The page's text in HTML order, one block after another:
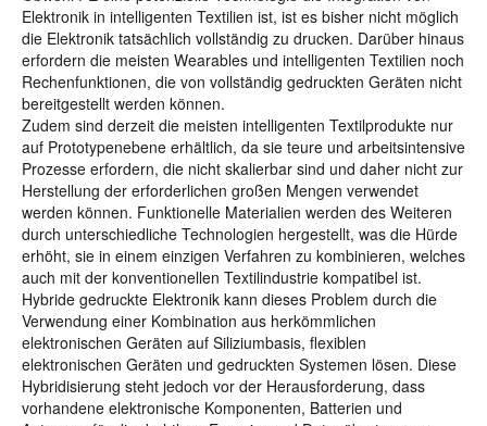
Elektronik in intelligenten Textilien ist, ist es bisher nicht möglich
die Elektronik tatsächlich vollständig zu drucken. Darüber hinaus
erfordern die meisten Wearables und intelligenten Textilien noch
Rechenfunktionen, die von vollständig gedruckten Geräten nicht
bereitgestellt werden können.
Zudem sind derzeit die meisten intelligenten Textilprodukte nur
auf Prototypenebene erhältlich, da sie teure und arbeitsintensive
Prozesse erfordern, die nicht skalierbar sind und daher nicht zur
Herstellung der erforderlichen großen Mengen verwendet
werden können. Funktionelle Materialien werden des Weiteren
durch unterschiedliche Technologien hergestellt, was die Hürde
erhöht, sie in einem einzigen Verfahren zu kombinieren, welches
auch mit der konventionellen Textilindustrie kompatibel ist.
Hybride gedruckte Elektronik kann dieses Problem durch die
Verwendung einer Kombination aus herkömmlichen
elektronischen Geräten auf Siliziumbasis, flexiblen
elektronischen Geräten und gedruckten Systemen lösen. Diese
Hybridisierung steht jedoch vor der Herausforderung, dass
vorhandene elektronische Komponenten, Batterien und